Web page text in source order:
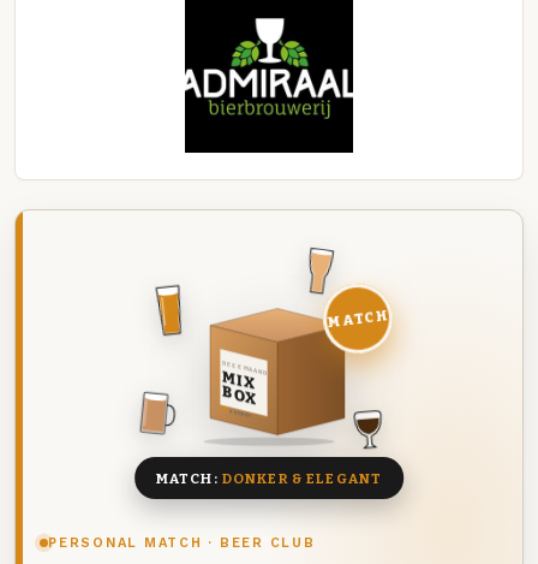
PERSONAL MATCH · BEER CLUB
DEZE MAAND
MIX
BOX
8 BIEREN
MATCH
MATCH: DONKER & ELEGANT